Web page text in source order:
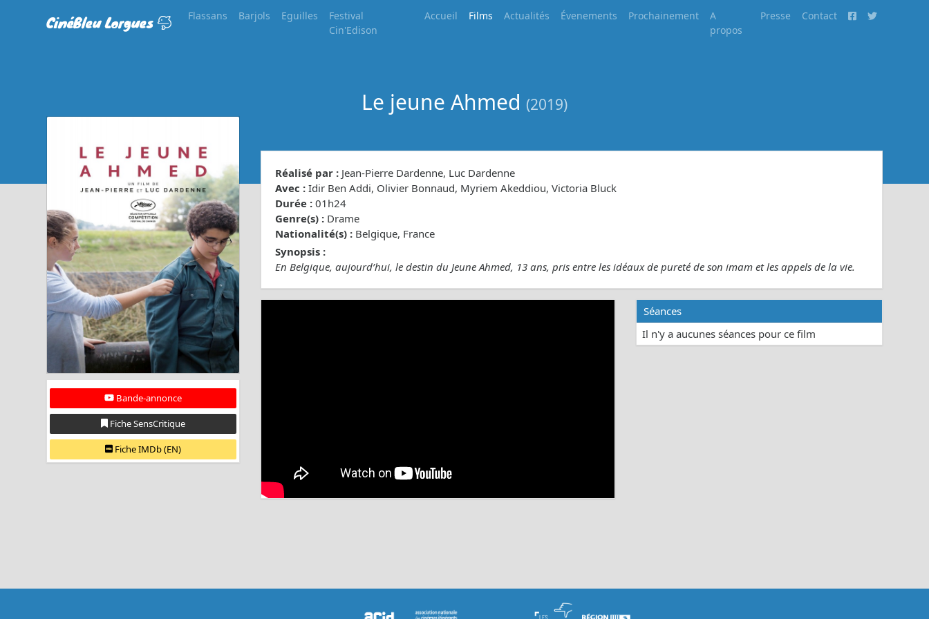
CinéBleu Lorgues Flassans Barjols Eguilles
Festival
Cin'Edison
Accueil Films Actualités Évenements Prochainement
A
propos
Presse Contact
Le jeune Ahmed (2019)
Bande-annonce
Fiche SensCritique
Fiche IMDb (EN)
Réalisé par : Jean-Pierre Dardenne, Luc Dardenne
Avec : Idir Ben Addi, Olivier Bonnaud, Myriem Akeddiou, Victoria Bluck
Durée : 01h24
Genre(s) : Drame
Nationalité(s) : Belgique, France
Synopsis :
En Belgique, aujourd’hui, le destin du Jeune Ahmed, 13 ans, pris entre les idéaux de pureté de son imam et les appels de la vie.
Séances
Il n'y a aucunes séances pour ce film